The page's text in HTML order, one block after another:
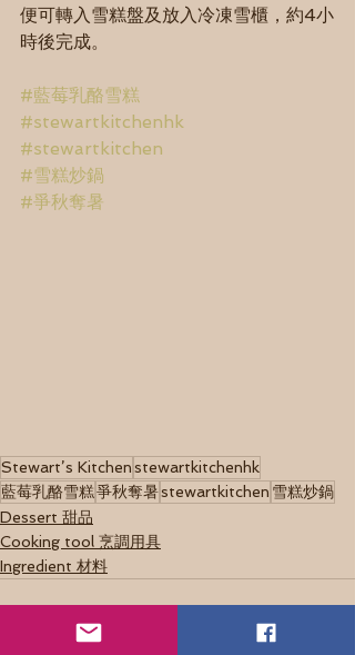
便可轉入雪糕盤及放入冷凍雪櫃，約4小
時後完成。
#藍莓乳酪雪糕
#stewartkitchenhk
#stewartkitchen
#雪糕炒鍋
#爭秋奪暑
Stewart’s Kitchenstewartkitchenhk
藍莓乳酪雪糕爭秋奪暑stewartkitchen 雪糕炒鍋
Dessert 甜品
Cooking tool 烹調用具
Ingredient 材料